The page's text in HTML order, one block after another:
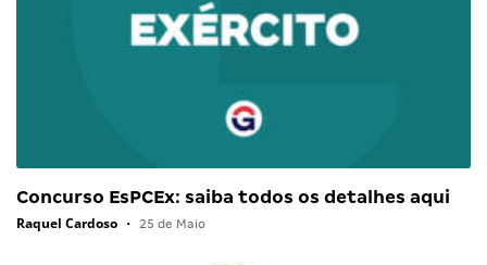
Concurso EsPCEx: saiba todos os detalhes aqui
Raquel Cardoso • 25 de Maio